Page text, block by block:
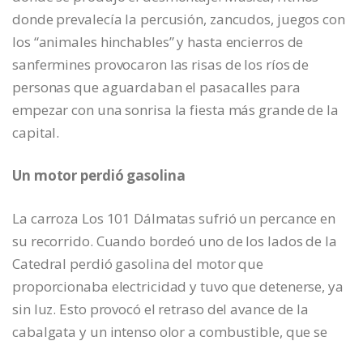
donde prevalecía la percusión, zancudos, juegos con
los “animales hinchables” y hasta encierros de
sanfermines provocaron las risas de los ríos de
personas que aguardaban el pasacalles para
empezar con una sonrisa la fiesta más grande de la
capital.
Un motor perdió gasolina
La carroza Los 101 Dálmatas sufrió un percance en
su recorrido. Cuando bordeó uno de los lados de la
Catedral perdió gasolina del motor que
proporcionaba electricidad y tuvo que detenerse, ya
sin luz. Esto provocó el retraso del avance de la
cabalgata y un intenso olor a combustible, que se